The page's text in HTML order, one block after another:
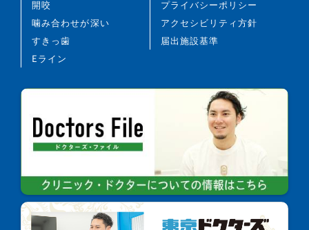
す。
治療経過や歯の反応などにより、当初予定していた
治療計画を変更する可能性があります。
歯の形の修正や、咬み合わせの微調整を行う可能性
矯正装置を誤飲する可能性があります。
装置を外す際に、エナメル質に微小な亀裂が入る可
能性や、かぶせ物（補綴物）の一部が破損する可能
性があります。
装置を外した後、保定装置を指示どおり使用しない
場合、後戻りが生じる可能性が高くなります。
装置を外した後、現在の咬み合わせに合わせて、か
ぶせ物（補綴物）や虫歯治療後の修復物などをやり
開咬
噛み合わせが深い
すきっ歯
Eライン
プライバシーポリシー
アクセシビリティ方針
届出施設基準